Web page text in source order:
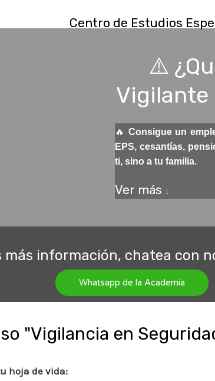
Centro de Estudios
⚠️
Vigilante
🔥 Consigue un
EPS, cesantías,
ti, sino a tu familia.
Ver más ↓
más información, chatea con
Whatsapp de la Academia
"Vigilancia en
hoja de vida: